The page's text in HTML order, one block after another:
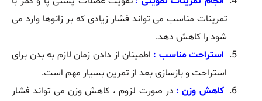
تمرینات مناسب می ‌تواند فشار زیادی که بر زانوها وارد می
‌شود را کاهش دهد.
استراحت مناسب : اطمینان از دادن زمان لازم به بدن برای
استراحت و بازسازی بعد از تمرین بسیار مهم است.
کاهش وزن : در صورت لزوم ، کاهش وزن می ‌تواند فشار